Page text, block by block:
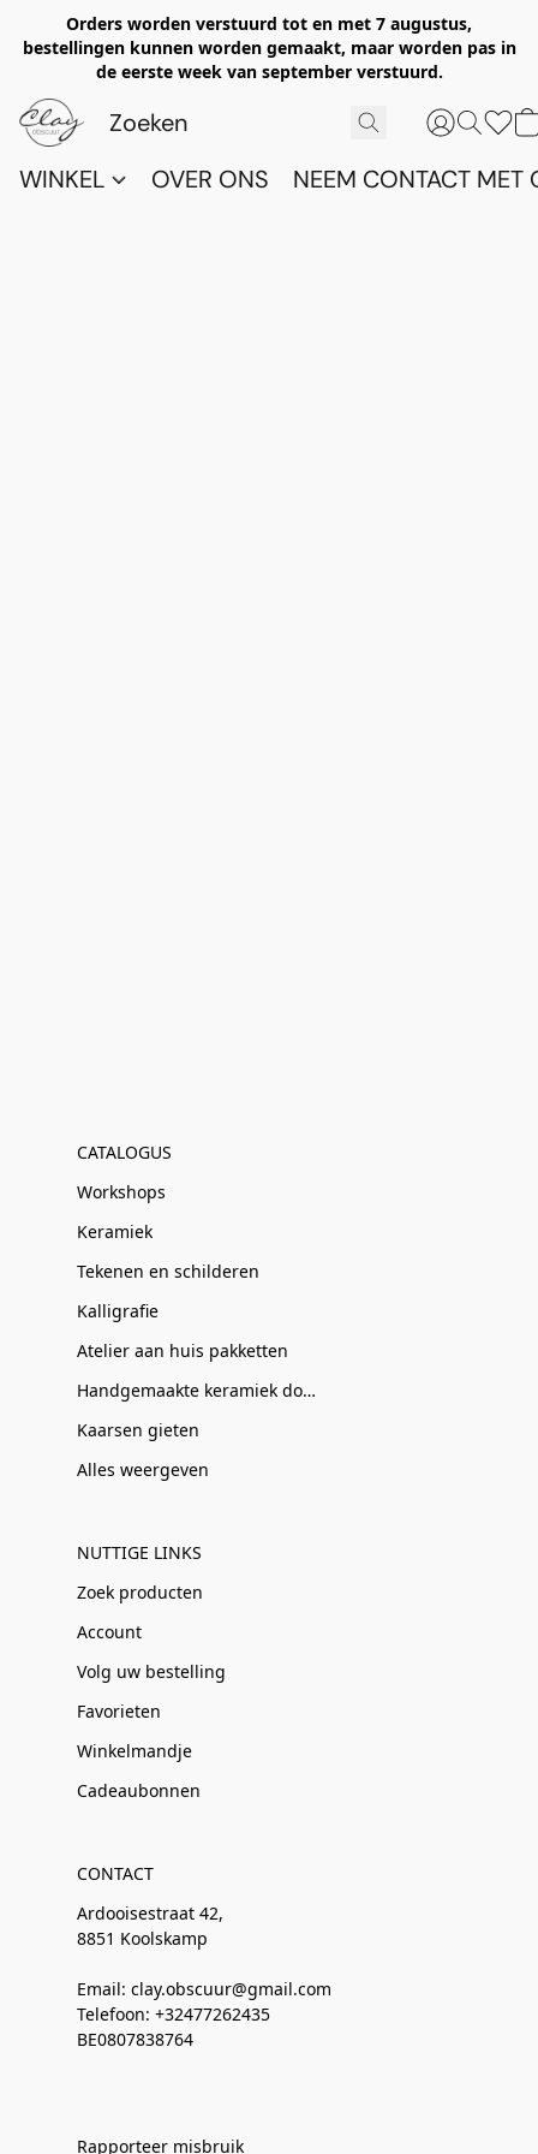
Orders worden verstuurd tot en met 7 augustus,
bestellingen kunnen worden gemaakt, maar worden pas in
de eerste week van september verstuurd.
WINKEL OVER ONS NEEM CONTACT MET
CATALOGUS
Workshops
Keramiek
Tekenen en schilderen
Kalligrafie
Atelier aan huis pakketten
Handgemaakte keramiek door Clay-Obscuur
Kaarsen gieten
Alles weergeven
NUTTIGE LINKS
Zoek producten
Account
Volg uw bestelling
Favorieten
Winkelmandje
Cadeaubonnen
CONTACT
Ardooisestraat 42,
8851 Koolskamp
Email: clay.obscuur@gmail.com
Telefoon: +32477262435
BE0807838764
Rapporteer misbruik